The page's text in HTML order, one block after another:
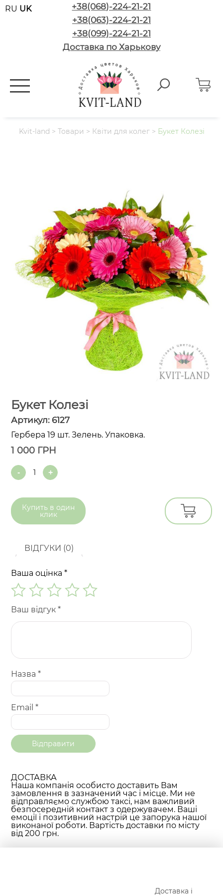
RU UK
+38(068)-224-21-21
+38(063)-224-21-21
+38(099)-224-21-21
Доставка по Харькову
Kvit-land > Товари > Квіти для колег> Букет Колезі
Букет Колезі
Артикул: 6127
Гербера 19 шт. Зелень. Упаковка.
1 000 ГРН
Quantity
Купить в один
клик
ВІДГУКИ (0)
Ваша оцінка*
Ваш відгук*
Назва*
Email*
ДОСТАВКА
Наша компанія особисто доставить Вам
замовлення в зазначений час і місце. Ми не
відправляємо службою таксі, нам важливий
безпосередній контакт з одержувачем. Ваші
емоції і позитивний настрій це запорука нашої
виконаної роботи. Вартість доставки по місту
від 200 грн.
Доставка і